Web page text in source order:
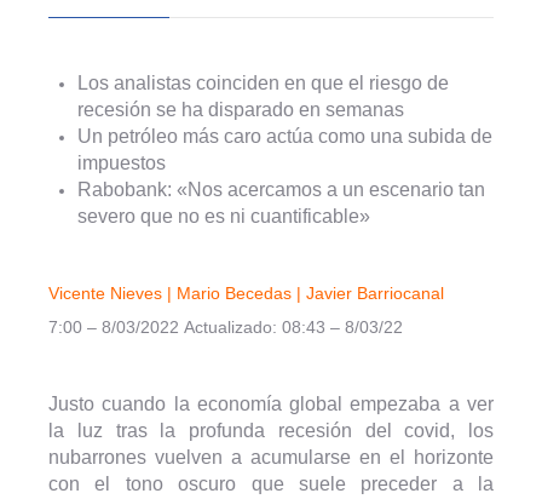
Los analistas coinciden en que el riesgo de
recesión se ha disparado en semanas
Un petróleo más caro actúa como una subida de
impuestos
Rabobank: «Nos acercamos a un escenario tan
severo que no es ni cuantificable»
Vicente Nieves | Mario Becedas | Javier Barriocanal
7:00 – 8/03/2022 Actualizado: 08:43 – 8/03/22
Justo cuando la economía global empezaba a ver
la luz tras la profunda recesión del covid, los
nubarrones vuelven a acumularse en el horizonte
con el tono oscuro que suele preceder a la